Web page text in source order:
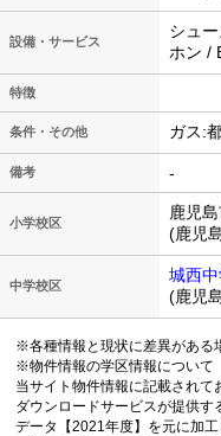
設備・サービス
シュ
ホン /
特徴
条件・その他 ガス:
備考 -
小学校区
鹿児
(鹿児
中学校区
城西
(鹿児
※各種情報と現状に差異がある
※物件情報の学区情報について
当サイト物件情報に記載され
ダウンロードサービスが提供
データ【2021年度】を元に加